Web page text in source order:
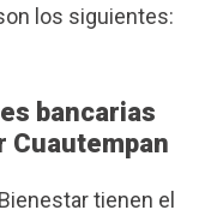
los siguientes:
bancarias
Cuautempan
tienen el